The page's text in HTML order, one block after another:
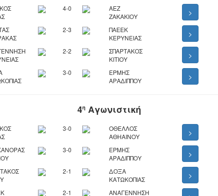
4-0
ΑΕΖ
ΖΑΚΑΚΙΟΥ
>
2-3
ΠΑΕΕΚ
ΚΕΡΥΝΕΙΑΣ
>
2-2
ΣΠΑΡΤΑΚΟΣ
ΚΙΤΙΟΥ
>
3-0
ΕΡΜΗΣ
ΑΡΑΔΙΠΠΟΥ
>
4η Αγωνιστική
3-0
ΟΘΕΛΛΟΣ
ΑΘΗΑΙΝΟΥ
>
3-0
ΕΡΜΗΣ
ΑΡΑΔΙΠΠΟΥ
>
2-1
ΔΟΞΑ
ΚΑΤΩΚΟΠΙΑΣ
>
2-1
ΑΝΑΓΕΝΝΗΣΗ